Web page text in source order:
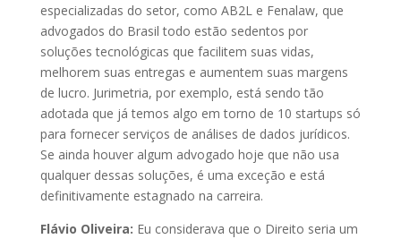
especializadas do setor, como AB2L e Fenalaw, que
advogados do Brasil todo estão sedentos por
soluções tecnológicas que facilitem suas vidas,
melhorem suas entregas e aumentem suas margens
de lucro. Jurimetria, por exemplo, está sendo tão
adotada que já temos algo em torno de 10 startups só
para fornecer serviços de análises de dados jurídicos.
Se ainda houver algum advogado hoje que não usa
qualquer dessas soluções, é uma exceção e está
definitivamente estagnado na carreira.
Flávio Oliveira: Eu considerava que o Direito seria um